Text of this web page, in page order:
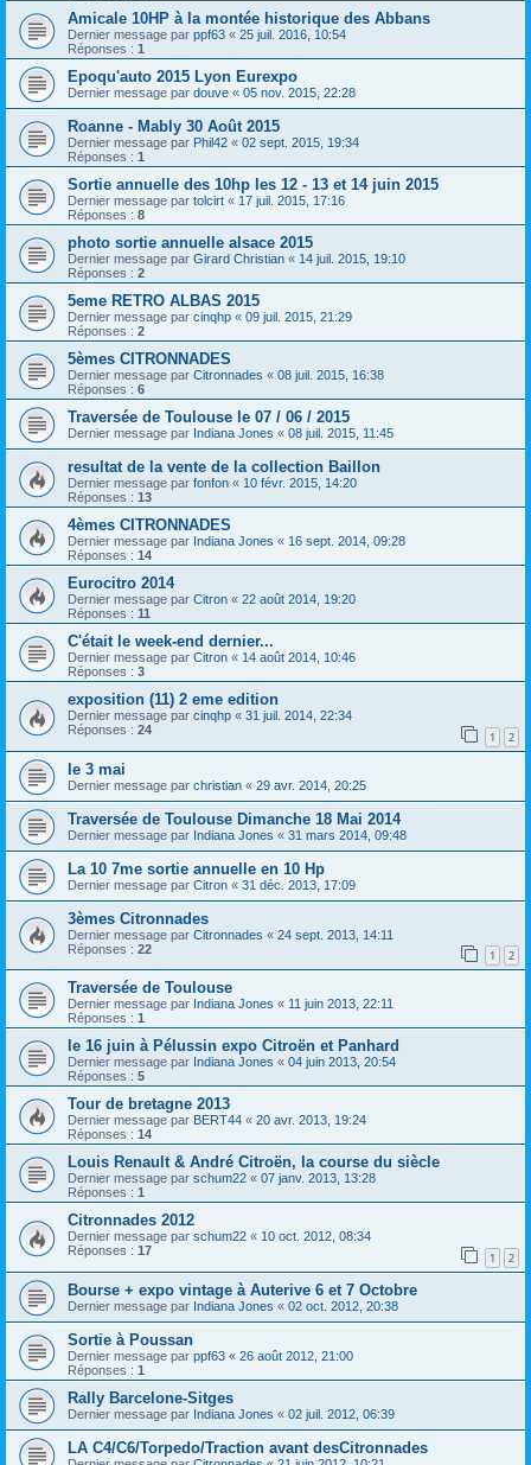
Amicale 10HP à la montée historique des Abbans
Dernier message par ppf63 « 25 juil. 2016, 10:54
Réponses : 1
Epoqu'auto 2015 Lyon Eurexpo
Dernier message par douve « 05 nov. 2015, 22:28
Roanne - Mably 30 Août 2015
Dernier message par Phil42 « 02 sept. 2015, 19:34
Réponses : 1
Sortie annuelle des 10hp les 12 - 13 et 14 juin 2015
Dernier message par tolcirt « 17 juil. 2015, 17:16
Réponses : 8
photo sortie annuelle alsace 2015
Dernier message par Girard Christian « 14 juil. 2015, 19:10
Réponses : 2
5eme RETRO ALBAS 2015
Dernier message par cinqhp « 09 juil. 2015, 21:29
Réponses : 2
5èmes CITRONNADES
Dernier message par Citronnades « 08 juil. 2015, 16:38
Réponses : 6
Traversée de Toulouse le 07 / 06 / 2015
Dernier message par Indiana Jones « 08 juil. 2015, 11:45
resultat de la vente de la collection Baillon
Dernier message par fonfon « 10 févr. 2015, 14:20
Réponses : 13
4èmes CITRONNADES
Dernier message par Indiana Jones « 16 sept. 2014, 09:28
Réponses : 14
Eurocitro 2014
Dernier message par Citron « 22 août 2014, 19:20
Réponses : 11
C'était le week-end dernier...
Dernier message par Citron « 14 août 2014, 10:46
Réponses : 3
exposition (11) 2 eme edition
Dernier message par cinqhp « 31 juil. 2014, 22:34
Réponses : 24 1 2
le 3 mai
Dernier message par christian « 29 avr. 2014, 20:25
Traversée de Toulouse Dimanche 18 Mai 2014
Dernier message par Indiana Jones « 31 mars 2014, 09:48
La 10 7me sortie annuelle en 10 Hp
Dernier message par Citron « 31 déc. 2013, 17:09
3èmes Citronnades
Dernier message par Citronnades « 24 sept. 2013, 14:11
Réponses : 22 1 2
Traversée de Toulouse
Dernier message par Indiana Jones « 11 juin 2013, 22:11
Réponses : 1
le 16 juin à Pélussin expo Citroën et Panhard
Dernier message par Indiana Jones « 04 juin 2013, 20:54
Réponses : 5
Tour de bretagne 2013
Dernier message par BERT44 « 20 avr. 2013, 19:24
Réponses : 14
Louis Renault & André Citroën, la course du siècle
Dernier message par schum22 « 07 janv. 2013, 13:28
Réponses : 1
Citronnades 2012
Dernier message par schum22 « 10 oct. 2012, 08:34
Réponses : 17 1 2
Bourse + expo vintage à Auterive 6 et 7 Octobre
Dernier message par Indiana Jones « 02 oct. 2012, 20:38
Sortie à Poussan
Dernier message par ppf63 « 26 août 2012, 21:00
Réponses : 1
Rally Barcelone-Sitges
Dernier message par Indiana Jones « 02 juil. 2012, 06:39
LA C4/C6/Torpedo/Traction avant desCitronnades